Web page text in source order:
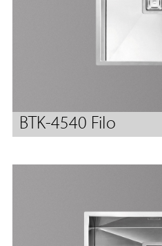
BTK-4540 Filo